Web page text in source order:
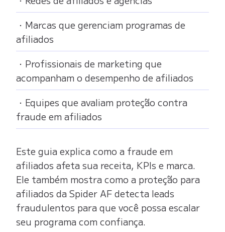
・Marcas que gerenciam programas de
afiliados
・Profissionais de marketing que
acompanham o desempenho de afiliados
・Equipes que avaliam proteção contra
fraude em afiliados
Este guia explica como a fraude em
afiliados afeta sua receita, KPIs e marca.
Ele também mostra como a proteção para
afiliados da Spider AF detecta leads
fraudulentos para que você possa escalar
seu programa com confiança.